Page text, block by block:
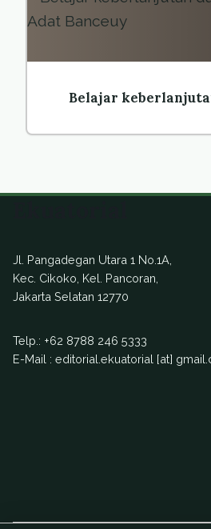
Belajar
Jl. Pangadegan Utara 1 No.1A,
Kec. Cikoko, Kel. Pancoran,
Jakarta Selatan 12770
Telp.: +62 8788 246 5333
E-Mail : editorial.ekuatorial [at]